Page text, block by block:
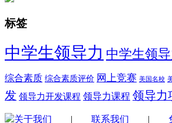
标签
中学生领导力 中学生领
综合素质 综合素质评价 网上竞赛 美国名校
发 领导力开发课程 领导力课程 领导力
关于我们 | 联系我们 |